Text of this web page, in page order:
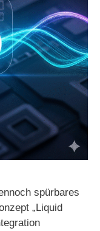
spürbares
„Liquid